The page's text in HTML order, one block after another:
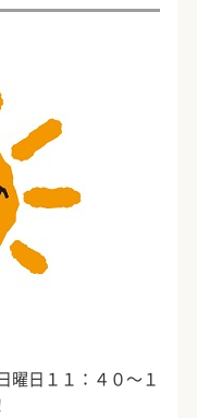
曜日１１：４０～１